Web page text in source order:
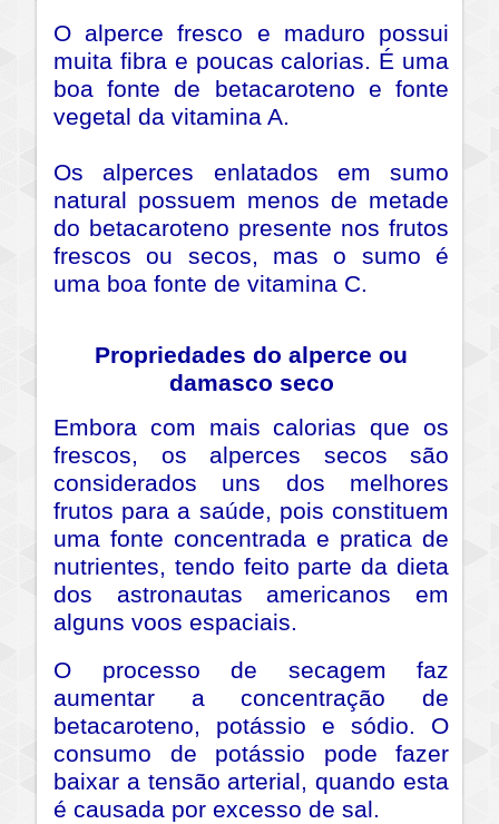
O alperce fresco e maduro possui
muita fibra e poucas calorias. É uma
boa fonte de betacaroteno e fonte
vegetal da vitamina A.
Os alperces enlatados em sumo
natural possuem menos de metade
do betacaroteno presente nos frutos
frescos ou secos, mas o sumo é
uma boa fonte de vitamina C.
Propriedades do alperce ou
damasco seco
Embora com mais calorias que os
frescos, os alperces secos são
considerados uns dos melhores
frutos para a saúde, pois constituem
uma fonte concentrada e pratica de
nutrientes, tendo feito parte da dieta
dos astronautas americanos em
alguns voos espaciais.
O processo de secagem faz
aumentar a concentração de
betacaroteno, potássio e sódio. O
consumo de potássio pode fazer
baixar a tensão arterial, quando esta
é causada por excesso de sal.